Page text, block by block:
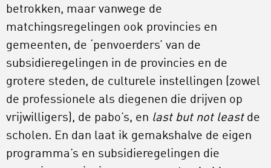
betrokken, maar vanwege de
matchingsregelingen ook provincies en
gemeenten, de ‘penvoerders’ van de
subsidieregelingen in de provincies en de
grotere steden, de culturele instellingen (zowel
de professionele als diegenen die drijven op
vrijwilligers), de pabo’s, en last but not leastde
scholen. En dan laat ik gemakshalve de eigen
programma’s en subsidieregelingen die